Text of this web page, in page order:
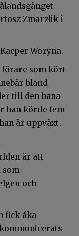
Zmarzlik i
Woryna.
förare som kört
bland
till den bana
han körde fem
är uppväxt.
är att
och
fick åka